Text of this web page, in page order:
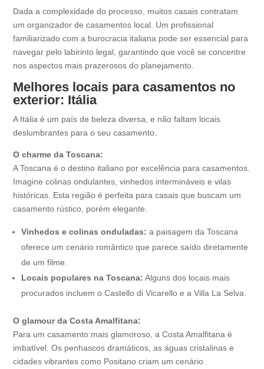
Dada a complexidade do processo, muitos casais contratam
um organizador de casamentos local. Um profissional
familiarizado com a burocracia italiana pode ser essencial para
navegar pelo labirinto legal, garantindo que você se concentre
nos aspectos mais prazerosos do planejamento.
Melhores locais para casamentos no
exterior: Itália
A Itália é um país de beleza diversa, e não faltam locais
deslumbrantes para o seu casamento.
O charme da Toscana:
A Toscana é o destino italiano por excelência para casamentos.
Imagine colinas ondulantes, vinhedos intermináveis ​​e vilas
históricas. Esta região é perfeita para casais que buscam um
casamento rústico, porém elegante.
Vinhedos e colinas onduladas: a paisagem da Toscana
oferece um cenário romântico que parece saído diretamente
de um filme.
Locais populares na Toscana: Alguns dos locais mais
procurados incluem o Castello di Vicarello e a Villa La Selva.
O glamour da Costa Amalfitana:
Para um casamento mais glamoroso, a Costa Amalfitana é
imbatível. Os penhascos dramáticos, as águas cristalinas e
cidades vibrantes como Positano criam um cenário